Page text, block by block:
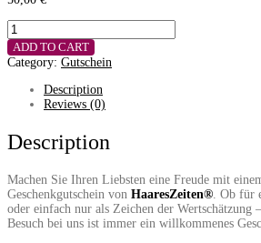
Gutschein
50
quantity
ADD TO CART
Category: Gutschein
Description
Reviews (0)
Description
Machen Sie Ihren Liebsten eine Freude mit
Geschenkgutschein von HaaresZeiten®. Ob für
oder einfach nur als Zeichen der Wertschätzung
Besuch bei uns ist immer ein willkommenes